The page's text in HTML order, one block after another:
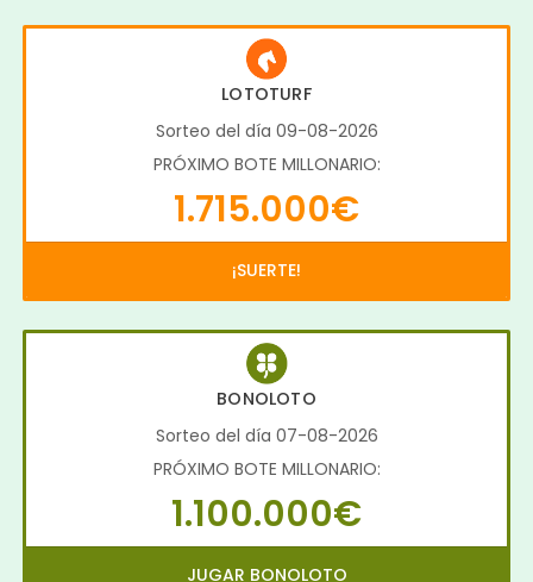
LOTOTURF
Sorteo del día 09-08-2026
PRÓXIMO BOTE MILLONARIO:
1.715.000€
¡SUERTE!
BONOLOTO
Sorteo del día 07-08-2026
PRÓXIMO BOTE MILLONARIO:
1.100.000€
JUGAR BONOLOTO